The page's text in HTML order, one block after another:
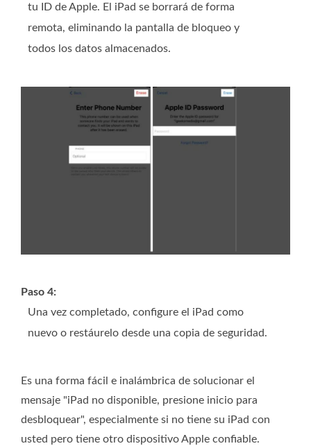
tu ID de Apple. El iPad se borrará de forma
remota, eliminando la pantalla de bloqueo y
todos los datos almacenados.
Paso 4:
Una vez completado, configure el iPad como
nuevo o restáurelo desde una copia de seguridad.
Es una forma fácil e inalámbrica de solucionar el
mensaje "iPad no disponible, presione inicio para
desbloquear", especialmente si no tiene su iPad con
usted pero tiene otro dispositivo Apple confiable.